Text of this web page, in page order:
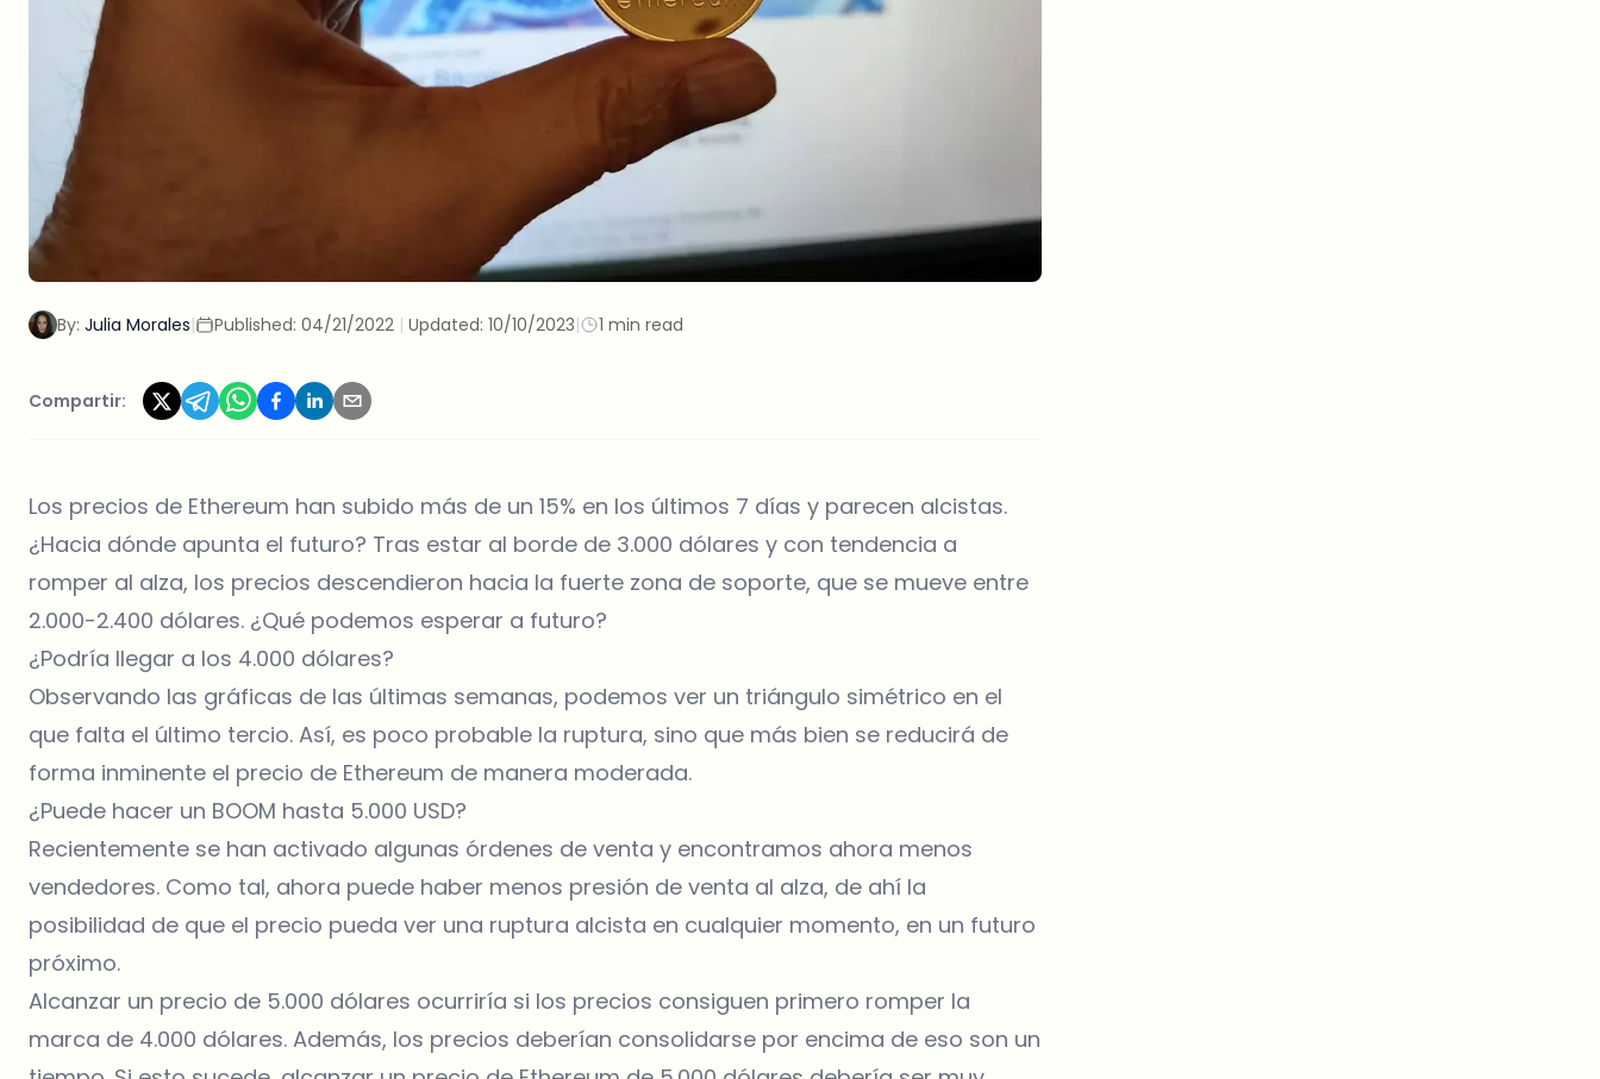
By: Julia Morales| Published: 04/21/2022 | Updated: 10/10/2023| 1 min read
Compartir:
Los precios de Ethereum han subido más de un 15% en los últimos 7 días y parecen alcistas.
¿Hacia dónde apunta el futuro? Tras estar al borde de 3.000 dólares y con tendencia a
romper al alza, los precios descendieron hacia la fuerte zona de soporte, que se mueve entre
2.000-2.400 dólares. ¿Qué podemos esperar a futuro?
¿Podría llegar a los 4.000 dólares?
Observando las gráficas de las últimas semanas, podemos ver un triángulo simétrico en el
que falta el último tercio. Así, es poco probable la ruptura, sino que más bien se reducirá de
forma inminente el precio de Ethereum de manera moderada.
¿Puede hacer un BOOM hasta 5.000 USD?
Recientemente se han activado algunas órdenes de venta y encontramos ahora menos
vendedores. Como tal, ahora puede haber menos presión de venta al alza, de ahí la
posibilidad de que el precio pueda ver una ruptura alcista en cualquier momento, en un futuro
próximo.
Alcanzar un precio de 5.000 dólares ocurriría si los precios consiguen primero romper la
marca de 4.000 dólares. Además, los precios deberían consolidarse por encima de eso son un